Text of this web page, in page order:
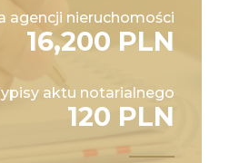
agencji nieruchomości
16,200 PLN
aktu notarialnego
120 PLN